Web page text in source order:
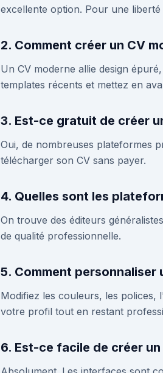
excellente option. Pour une
2. Comment créer un CV
Un CV moderne allie design
templates récents et mettez en
3. Est-ce gratuit de créer
Oui, de nombreuses plateformes
télécharger son CV sans payer.
4. Quelles sont les
On trouve des éditeurs
de qualité professionnelle.
5. Comment personnaliser
Modifiez les couleurs, les polices,
votre profil tout en restant
6. Est-ce facile de créer un